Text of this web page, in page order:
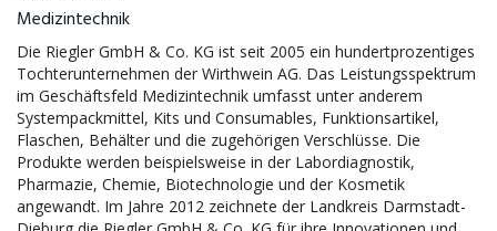
Medizintechnik
Die Riegler GmbH & Co. KG ist seit 2005 ein hundertprozentiges
Tochterunternehmen der Wirthwein AG. Das Leistungsspektrum
im Geschäftsfeld Medizintechnik umfasst unter anderem
Systempackmittel, Kits und Consumables, Funktionsartikel,
Flaschen, Behälter und die zugehörigen Verschlüsse. Die
Produkte werden beispielsweise in der Labordiagnostik,
Pharmazie, Chemie, Biotechnologie und der Kosmetik
angewandt. Im Jahre 2012 zeichnete der Landkreis Darmstadt-